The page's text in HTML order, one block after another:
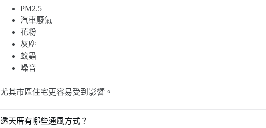
PM2.5
汽車廢氣
花粉
灰塵
蚊蟲
噪音
尤其市區住宅更容易受到影響。
透天厝有哪些通風方式？